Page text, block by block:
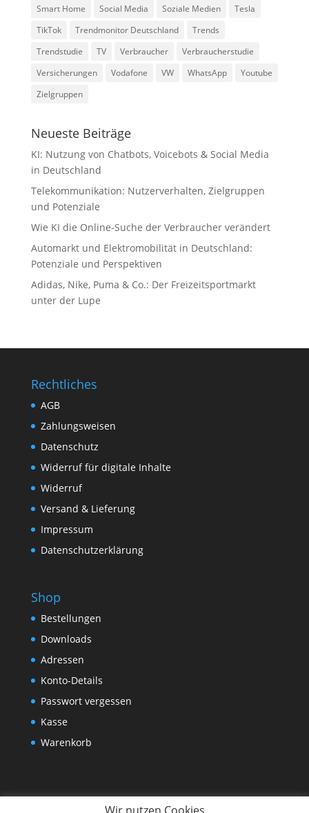
Smart Home
Social Media Soziale Medien
Tesla
TikTok
Trendmonitor Deutschland
Trends
Trendstudie
TV Verbraucher
Verbraucherstudie
Versicherungen
Vodafone VW WhatsApp
Youtube
Zielgruppen
Neueste Beiträge
KI: Nutzung von Chatbots, Voicebots & Social Media
in Deutschland
Telekommunikation: Nutzerverhalten, Zielgruppen
und Potenziale
Wie KI die Online-Suche der Verbraucher verändert
Automarkt und Elektromobilität in Deutschland:
Potenziale und Perspektiven
Adidas, Nike, Puma & Co.: Der Freizeitsportmarkt
unter der Lupe
Rechtliches
AGB
Zahlungsweisen
Datenschutz
Widerruf für digitale Inhalte
Widerruf
Versand & Lieferung
Impressum
Datenschutzerklärung
Shop
Bestellungen
Downloads
Adressen
Konto-Details
Passwort vergessen
Kasse
Warenkorb